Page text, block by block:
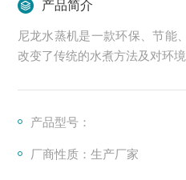
产品简介
尼龙水蒸机是一款环保、节能
改变了传统的水煮方法及对环境
产品型号：
厂商性质：生产厂家